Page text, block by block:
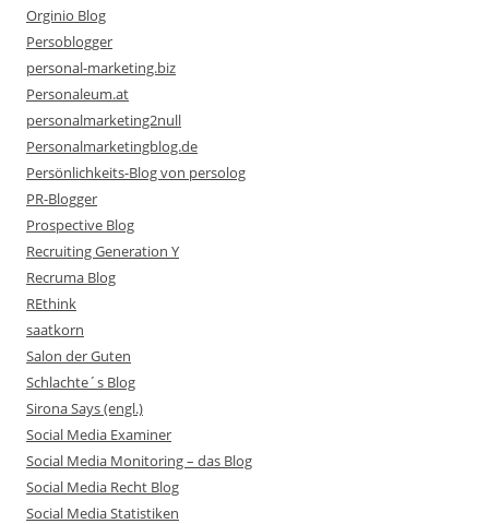
Orginio Blog
Persoblogger
personal-marketing.biz
Personaleum.at
personalmarketing2null
Personalmarketingblog.de
Persönlichkeits-Blog von persolog
PR-Blogger
Prospective Blog
Recruiting Generation Y
Recruma Blog
REthink
saatkorn
Salon der Guten
Schlachte´s Blog
Sirona Says (engl.)
Social Media Examiner
Social Media Monitoring – das Blog
Social Media Recht Blog
Social Media Statistiken